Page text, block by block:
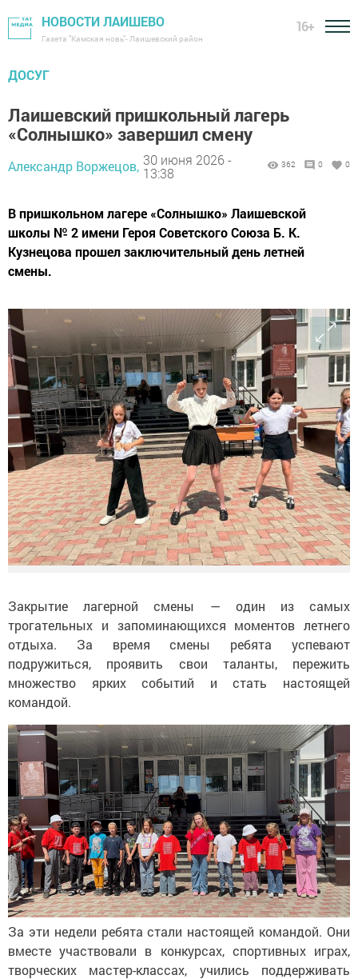
НОВОСТИ ЛАИШЕВО
Газета "Камская новь"- Лаишевский район
16+
ДОСУГ
Лаишевский пришкольный лагерь
«Солнышко» завершил смену
Александр Воржецов, 30 июня 2026 -
13:38
362 0 0
В пришкольном лагере «Солнышко» Лаишевской
школы № 2 имени Героя Советского Союза Б. К.
Кузнецова прошел заключительный день летней
смены.
Закрытие лагерной смены — один из
самых
трогательных и запоминающихся моментов летнего
отдыха. За
время смены ребята успевают
подружиться, проявить свои таланты, пережить
множество ярких событий и
стать настоящей
командой.
За эти недели ребята стали настоящей командой. Они
вместе участвовали в конкурсах, спортивных играх,
творческих мастер-классах, учились поддерживать